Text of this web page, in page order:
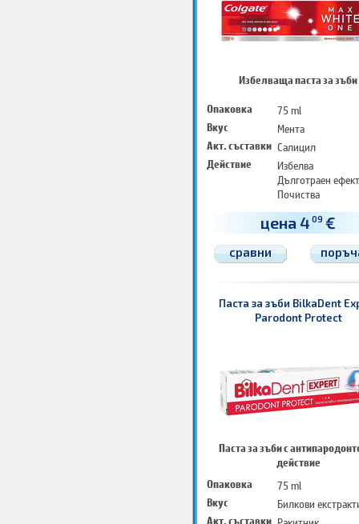
Избелваща паста за зъби
Опаковка
75 ml
Вкус
Мента
Акт. съставки Салицил
Действие
Избелва
Дълготраен ефект
Почиства
цена 4 09 €
сравни
Паста за зъби BilkaDent
Parodont Protect
Паста за зъби с
действие
Опаковка
75 ml
Вкус
Билкови